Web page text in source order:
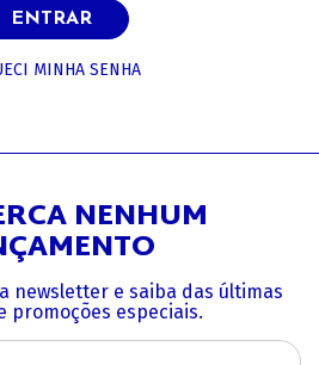
ENTRAR
MINHA SENHA
NENHUM
newsletter e saiba das últimas
promoções especiais.